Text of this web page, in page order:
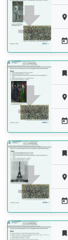
 









